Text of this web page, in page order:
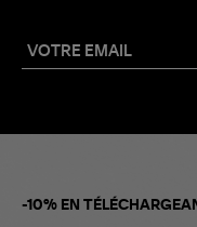
-10% EN